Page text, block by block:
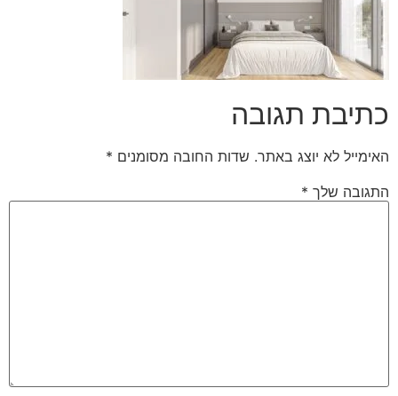
כתיבת תגובה
האימייל לא יוצג באתר. שדות החובה מסומנים *
התגובה שלך *